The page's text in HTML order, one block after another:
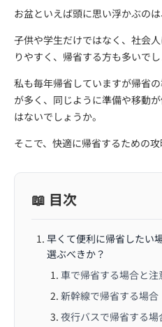
お盆といえば頭に思い浮かぶのは
子供や学生だけではなく、社会
りやすく、帰省する方も多いでし
私も毎年帰省していますが帰省
が多く、同じように準備や移動
はないでしょうか。
そこで、快適に帰省するための攻
📖 目次
早くて便利に帰省したい
選ぶべきか？
車で帰省する場合と注
新幹線で帰省する場合
夜行バスで帰省する場